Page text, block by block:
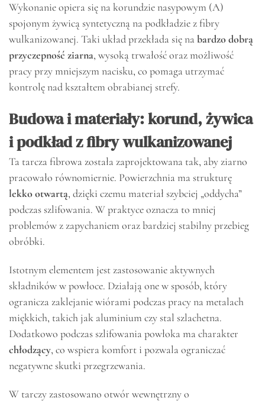
Wykonanie opiera się na korundzie nasypowym (A)
spojonym żywicą syntetyczną na podkładzie z fibry
wulkanizowanej. Taki układ przekłada się nabardzo dobrą
przyczepność ziarna, wysoką trwałość oraz możliwość
pracy przy mniejszym nacisku, co pomaga utrzymać
kontrolę nad kształtem obrabianej strefy.
Budowa i materiały: korund, żywica
i podkład z fibry wulkanizowanej
Ta tarcza fibrowa została zaprojektowana tak, aby ziarno
pracowało równomiernie. Powierzchnia ma strukturę
lekko otwartą, dzięki czemu materiał szybciej „oddycha”
podczas szlifowania. W praktyce oznacza to mniej
problemów z zapychaniem oraz bardziej stabilny przebieg
obróbki.
Istotnym elementem jest zastosowanie aktywnych
składników w powłoce. Działają one w sposób, który
ogranicza zaklejanie wiórami podczas pracy na metalach
miękkich, takich jak aluminium czy stal szlachetna.
Dodatkowo podczas szlifowania powłoka ma charakter
chłodzący, co wspiera komfort i pozwala ograniczać
negatywne skutki przegrzewania.
W tarczy zastosowano otwór wewnętrzny o